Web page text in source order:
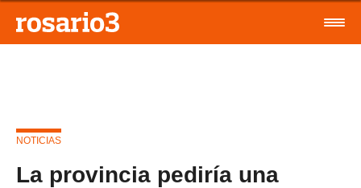
NOTICIAS
La provincia pediría una